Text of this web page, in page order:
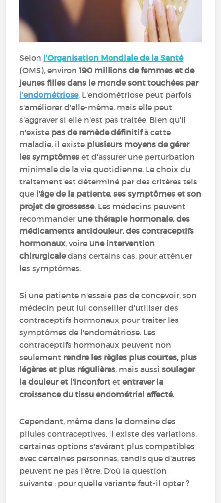
Selon l'Organisation Mondiale de la Santé
(OMS), environ190 millions de femmes et de
jeunes filles dans le monde sont touchées par
l'endométriose. L'endométriose peut parfois
s'améliorer d'elle-même, mais elle peut
s'aggraver si elle n'est pas traitée. Bien qu'il
n'existe pas de remède définitifà cette
maladie, il existe plusieurs moyens de gérer
les symptômes et d'assurer une perturbation
minimale de la vie quotidienne. Le choix du
traitement est déterminé par des critères tels
que l'âge de la patiente, ses symptômes et son
projet de grossesse. Les médecins peuvent
recommander une thérapie hormonale, des
médicaments antidouleur, des contraceptifs
hormonaux, voire une intervention
chirurgicaledans certains cas, pour atténuer
les symptômes.
Si une patiente n'essaie pas de concevoir, son
médecin peut lui conseiller d'utiliser des
contraceptifs hormonaux pour traiter les
symptômes de l'endométriose. Les
contraceptifs hormonaux peuvent non
seulement rendre les règles plus courtes, plus
légères et plus régulières, mais aussisoulager
la douleur et l'inconfort etentraver la
croissance du tissu endométrial affecté.
Cependant, même dans le domaine des
pilules contraceptives, il existe des variations,
certaines options s'avérant plus compatibles
avec certaines personnes, tandis que d'autres
peuvent ne pas l'être. D'où la question
suivante : pour quelle variante faut-il opter ?